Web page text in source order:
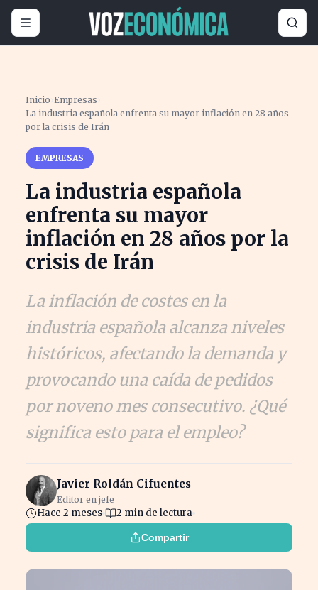
Inicio ›Empresas ›
La industria española enfrenta su mayor inflación en 28 años
por la crisis de Irán
EMPRESAS
La industria española
enfrenta su mayor
inflación en 28 años por la
crisis de Irán
La inflación de costes en la
industria española alcanza niveles
históricos, afectando la demanda y
provocando una caída de pedidos
por noveno mes consecutivo. ¿Qué
significa esto para el empleo?
Javier Roldán Cifuentes
Editor en jefe
Hace 2 meses 2 min de lectura
Compartir